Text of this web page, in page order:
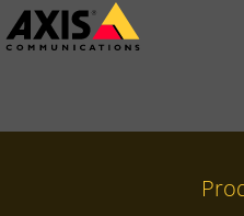
Zum
Hauptinhalt